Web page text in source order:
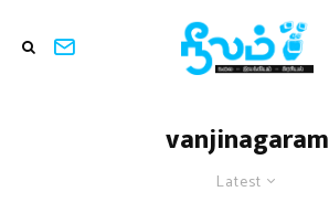
vanjinagaram
Latest